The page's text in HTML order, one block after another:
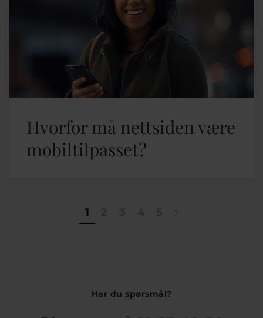
Hvorfor må nettsiden være
mobiltilpasset?
1 2 3 4 5
Har du spørsmål?